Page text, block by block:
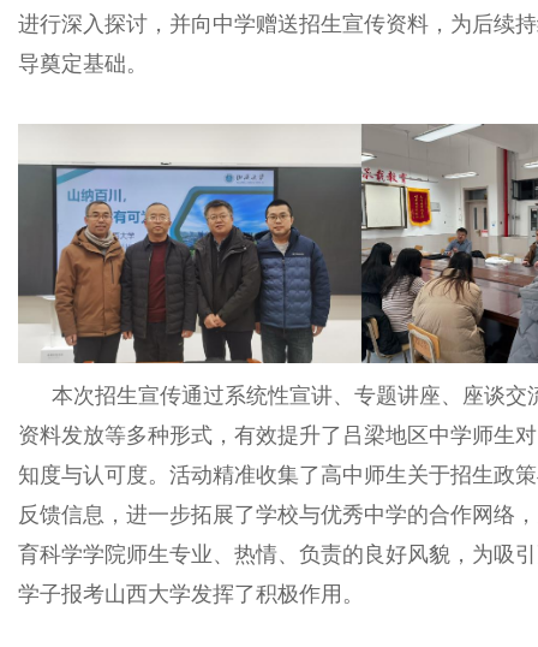
进行深入探讨，并向中学赠送招生宣传资料，为后续
导奠定基础。
本次招生宣传通过系统性宣讲、专题讲座、座谈交
资料发放等多种形式，有效提升了吕梁地区中学师生
知度与认可度。活动精准收集了高中师生关于招生政
反馈信息，进一步拓展了学校与优秀中学的合作网络
育科学学院师生专业、热情、负责的良好风貌，为吸
学子报考山西大学发挥了积极作用。